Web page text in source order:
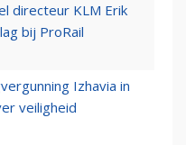
directeur KLM Erik
bij ProRail
Izhavia in
veiligheid